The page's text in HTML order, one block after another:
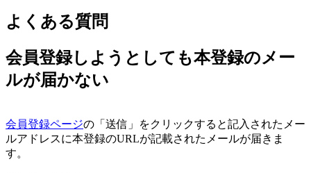
よくある質問
会員登録しようとしても本登録のメー
ルが届かない
会員登録ページの「送信」をクリックすると記入されたメー
ルアドレスに本登録のURLが記載されたメールが届きま
す。